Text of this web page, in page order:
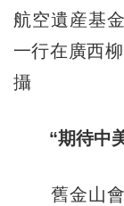
航空遺産基
一行在廣西
攝
“期待中美
舊金山會